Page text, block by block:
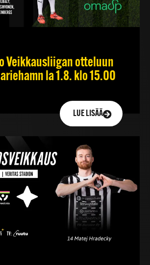
Veikkausliigan otteluun
la 1.8. klo 15.00
LUE LISÄÄ